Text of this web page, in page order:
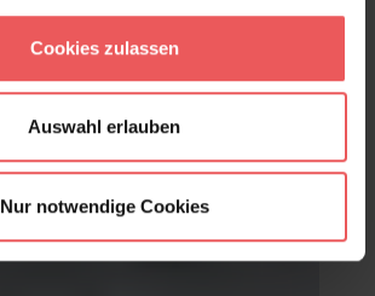
Cookies zulassen
Auswahl erlauben
Nur notwendige Cookies